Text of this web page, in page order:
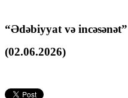
“Ədəbiyyat və incəsənət”
(02.06.2026)